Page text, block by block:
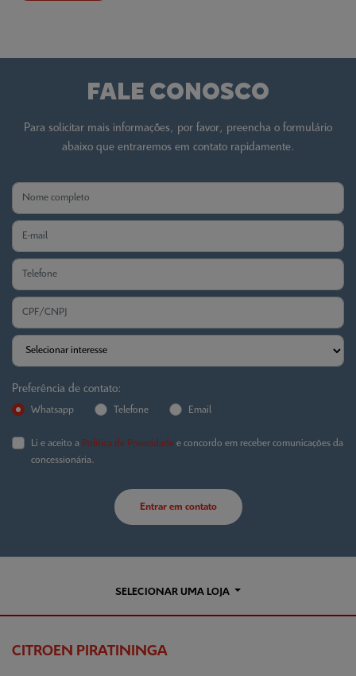
FALE CONOSCO
Para solicitar mais informações, por favor, preencha o formulário
abaixo que entraremos em contato rapidamente.
Preferência de contato:
Whatsapp Telefone Email
Li e aceito a Política de Privacidade e concordo em receber comunicações da
concessionária.
Entrar em contato
SELECIONAR UMA LOJA
CITROEN PIRATININGA